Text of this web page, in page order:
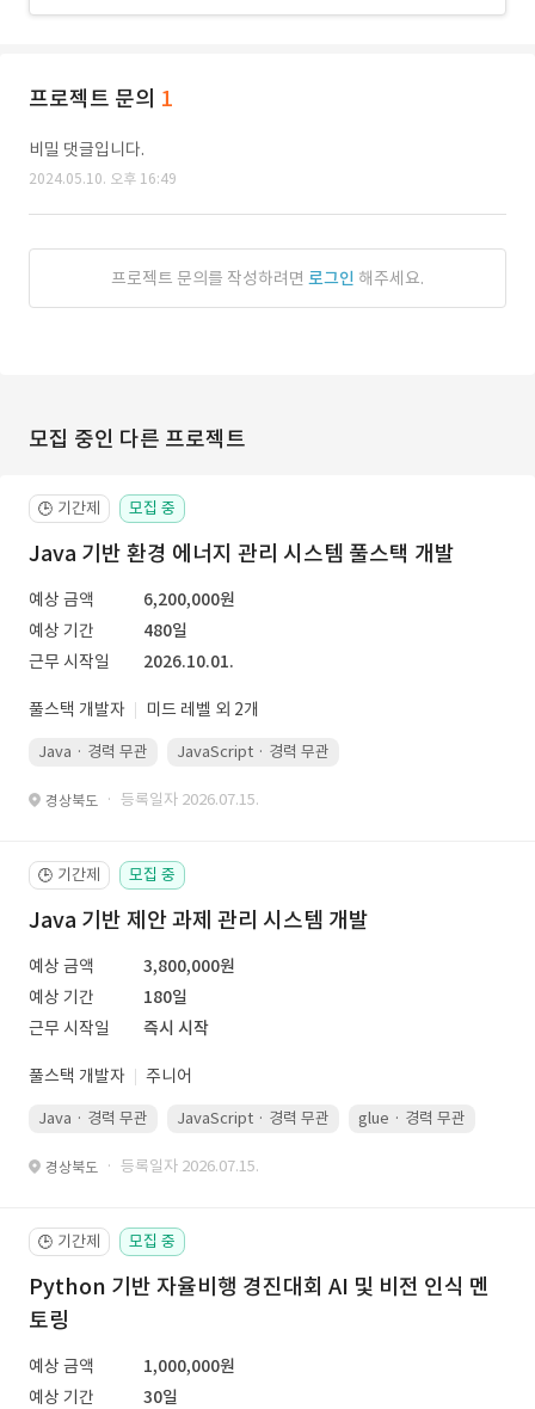
프로젝트 문의 1
비밀 댓글입니다.
2024.05.10. 오후 16:49
프로젝트 문의를 작성하려면 로그인 해주세요.
모집 중인 다른 프로젝트
🕒 기간제 모집 중
Java 기반 환경 에너지 관리 시스템 풀스택 개발
예상 금액
6,200,000원
예상 기간
480일
근무 시작일
2026.10.01.
풀스택 개발자 미드 레벨 외 2개
Java · 경력 무관 JavaScript · 경력 무관
경상북도 · 등록일자 2026.07.15.
🕒 기간제 모집 중
Java 기반 제안 과제 관리 시스템 개발
예상 금액
3,800,000원
예상 기간
180일
근무 시작일
즉시 시작
풀스택 개발자 주니어
Java · 경력 무관 JavaScript · 경력 무관 glue · 경력 무관
경상북도 · 등록일자 2026.07.15.
🕒 기간제 모집 중
Python 기반 자율비행 경진대회 AI 및 비전 인식 멘
토링
예상 금액
1,000,000원
예상 기간
30일